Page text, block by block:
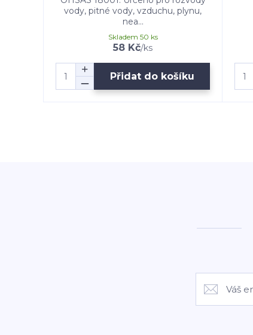
vody, pitné vody, vzduchu, plynu,
nea...
58 Kč/ks
Skladem 50 ks
Přidat do košíku